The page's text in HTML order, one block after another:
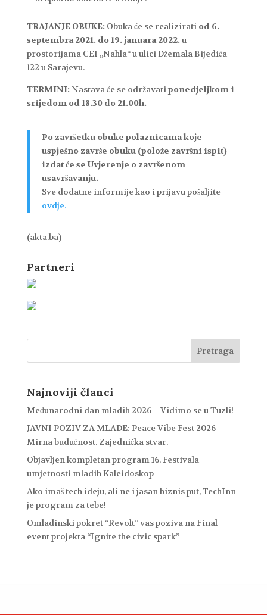
TRAJANJE OBUKE: Obuka će se realizirati od 6.
septembra 2021. do 19. januara 2022. u
prostorijama CEI „Nahla“ u ulici Džemala Bijedića
122 u Sarajevu.
TERMINI: Nastava će se održavati ponedjeljkom i
srijedom od 18.30 do 21.00h.
Po završetku obuke polaznicama koje
uspješno završe obuku (polože završni ispit)
izdat će se Uvjerenje o završenom
usavršavanju.
Sve dodatne informije kao i prijavu pošaljite
ovdje.
(akta.ba)
Partneri
Najnoviji članci
Međunarodni dan mladih 2026 – Vidimo se u Tuzli!
JAVNI POZIV ZA MLADE: Peace Vibe Fest 2026 –
Mirna budućnost. Zajednička stvar.
Objavljen kompletan program 16. Festivala
umjetnosti mladih Kaleidoskop
Ako imaš tech ideju, ali ne i jasan biznis put, TechInn
je program za tebe!
Omladinski pokret “Revolt” vas poziva na Final
event projekta “Ignite the civic spark”